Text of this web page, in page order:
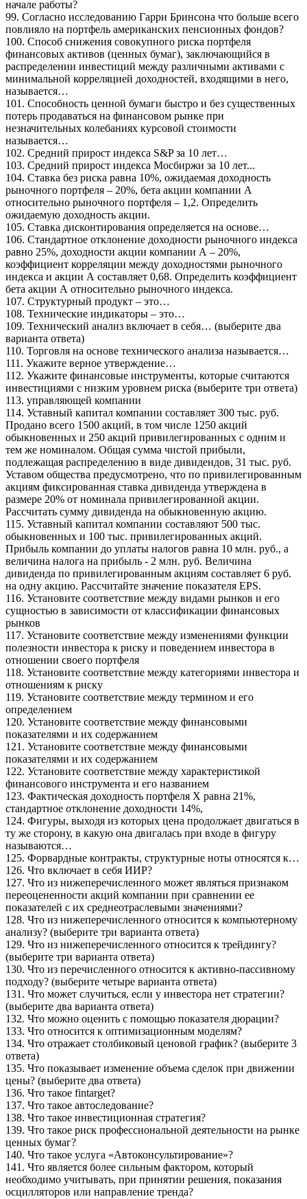
начале работы?
99. Согласно исследованию Гарри Бринсона что больше всего
повлияло на портфель американских пенсионных фондов?
100. Способ снижения совокупного риска портфеля
финансовых активов (ценных бумаг), заключающийся в
распределении инвестиций между различными активами с
минимальной корреляцией доходностей, входящими в него,
называется…
101. Способность ценной бумаги быстро и без существенных
потерь продаваться на финансовом рынке при
незначительных колебаниях курсовой стоимости
называется…
102. Средний прирост индекса S&P за 10 лет…
103. Средний прирост индекса Мосбиржи за 10 лет...
104. Ставка без риска равна 10%, ожидаемая доходность
рыночного портфеля – 20%, бета акции компании А
относительно рыночного портфеля – 1,2. Определить
ожидаемую доходность акции.
105. Ставка дисконтирования определяется на основе…
106. Стандартное отклонение доходности рыночного индекса
равно 25%, доходности акции компании А – 20%,
коэффициент корреляции между доходностями рыночного
индекса и акции А составляет 0,68. Определить коэффициент
бета акции А относительно рыночного индекса.
107. Структурный продукт – это…
108. Технические индикаторы – это…
109. Технический анализ включает в себя… (выберите два
варианта ответа)
110. Торговля на основе технического анализа называется…
111. Укажите верное утверждение…
112. Укажите финансовые инструменты, которые считаются
инвестициями с низким уровнем риска (выберите три ответа)
113. управляющей компании
114. Уставный капитал компании составляет 300 тыс. руб.
Продано всего 1500 акций, в том числе 1250 акций
обыкновенных и 250 акций привилегированных с одним и
тем же номиналом. Общая сумма чистой прибыли,
подлежащая распределению в виде дивидендов, 31 тыс. руб.
Уставом общества предусмотрено, что по привилегированным
акциям фиксированная ставка дивиденда утверждена в
размере 20% от номинала привилегированной акции.
Рассчитать сумму дивиденда на обыкновенную акцию.
115. Уставный капитал компании составляют 500 тыс.
обыкновенных и 100 тыс. привилегированных акций.
Прибыль компании до уплаты налогов равна 10 млн. руб., а
величина налога на прибыль - 2 млн. руб. Величина
дивиденда по привилегированным акциям составляет 6 руб.
на одну акцию. Рассчитайте значение показателя ЕРS.
116. Установите соответствие между видами рынков и его
сущностью в зависимости от классификации финансовых
рынков
117. Установите соответствие между изменениями функции
полезности инвестора к риску и поведением инвестора в
отношении своего портфеля
118. Установите соответствие между категориями инвестора и
отношениям к риску
119. Установите соответствие между термином и его
определением
120. Установите соответствие между финансовыми
показателями и их содержанием
121. Установите соответствие между финансовыми
показателями и их содержанием
122. Установите соответствие между характеристикой
финансового инструмента и его названием
123. Фактическая доходность портфеля Х равна 21%,
стандартное отклонение доходности 14%,
124. Фигуры, выходя из которых цена продолжает двигаться в
ту же сторону, в какую она двигалась при входе в фигуру
называются…
125. Форвардные контракты, структурные ноты относятся к…
126. Что включает в себя ИИР?
127. Что из нижеперечисленного может являться признаком
переоцененности акций компании при сравнении ее
показателей с их среднеотраслевыми значениями?
128. Что из нижеперечисленного относится к компьютерному
анализу? (выберите три варианта ответа)
129. Что из нижеперечисленного относится к трейдингу?
(выберите три варианта ответа)
130. Что из перечисленного относится к активно-пассивному
подходу? (выберите четыре варианта ответа)
131. Что может случиться, если у инвестора нет стратегии?
(выберите два варианта ответа)
132. Что можно оценить с помощью показателя дюрации?
133. Что относится к оптимизационным моделям?
134. Что отражает столбиковый ценовой график? (выберите 3
ответа)
135. Что показывает изменение объема сделок при движении
цены? (выберите два ответа)
136. Что такое fintarget?
137. Что такое автоследование?
138. Что такое инвестиционная стратегия?
139. Что такое риск профессиональной деятельности на рынке
ценных бумаг?
140. Что такое услуга «Автоконсультирование»?
141. Что является более сильным фактором, который
необходимо учитывать, при принятии решения, показания
осцилляторов или направление тренда?